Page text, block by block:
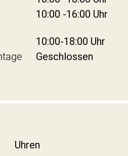
10:00 -16:00 Uhr
10:00-18:00 Uhr
Geschlossen
Uhren